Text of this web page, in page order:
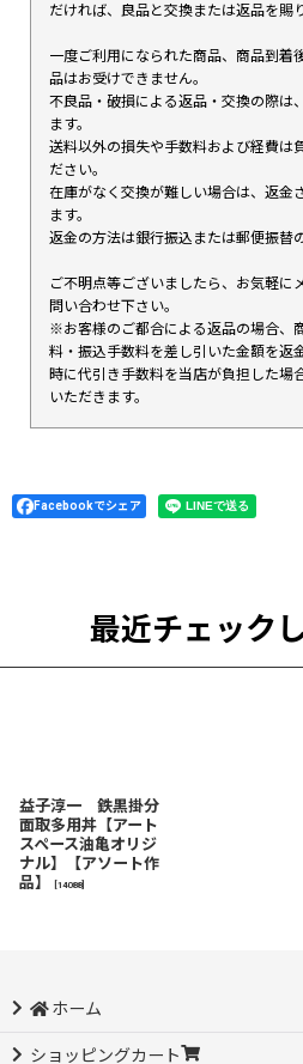
だければ、良品と交換または返品を賜り
一度ご利用になられた商品、商品到着
品はお受けできません。
不良品・破損による返品・交換の際は
ます。
送料以外の損失や手数料および経費は
ださい。
在庫がなく交換が難しい場合は、返金
ます。
返金の方法は銀行振込または郵便振替
ご不明点等ございましたら、お気軽に
問い合わせ下さい。
※お客様のご都合による返品の場合、
料・振込手数料を差し引いた金額を返
時に代引き手数料を当店が負担した場
いただきます。
Facebookでシェア
最近チェック
益子淳一 鉄黒掛分
面取多用丼【アート
スペース油亀オリジ
ナル】【アソート作
品】
14088]
ホーム
ショッピングカート